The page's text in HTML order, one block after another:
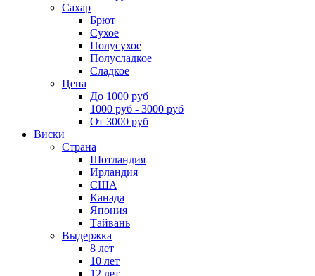
Сахар
Брют
Сухое
Полусухое
Полусладкое
Сладкое
Цена
До 1000 руб
1000 руб - 3000 руб
От 3000 руб
Виски
Страна
Шотландия
Ирландия
США
Канада
Япония
Тайвань
Выдержка
8 лет
10 лет
12 лет